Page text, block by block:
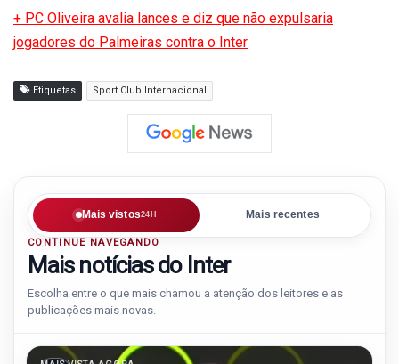
+ PC Oliveira avalia lances e diz que não expulsaria
jogadores do Palmeiras contra o Inter
Etiquetas Sport Club Internacional
Mais vistos24H Mais recentes
CONTINUE NAVEGANDO
Mais notícias do Inter
Escolha entre o que mais chamou a atenção dos leitores e as
publicações mais novas.